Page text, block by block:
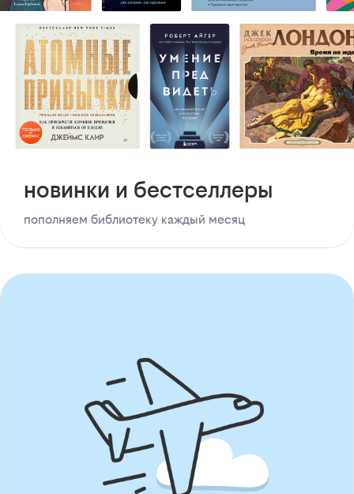
новинки и бестселлеры
пополняем библиотеку каждый месяц